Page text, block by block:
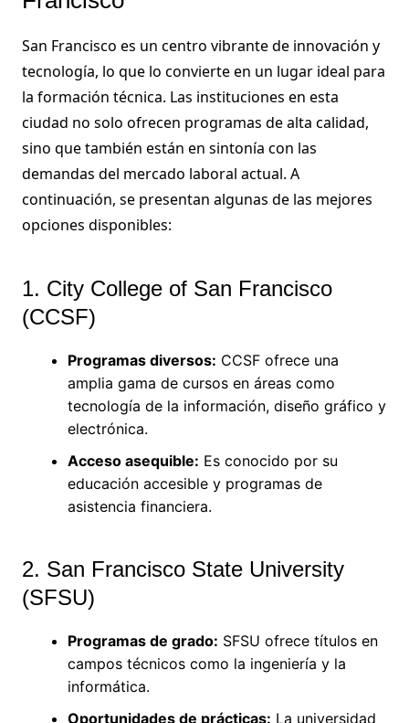
San Francisco es un centro vibrante de innovación y
tecnología, lo que lo convierte en un lugar ideal para
la formación técnica. Las instituciones en esta
ciudad no solo ofrecen programas de alta calidad,
sino que también están en sintonía con las
demandas del mercado laboral actual. A
continuación, se presentan algunas de las mejores
opciones disponibles:
1. City College of San Francisco
(CCSF)
Programas diversos: CCSF ofrece una
amplia gama de cursos en áreas como
tecnología de la información, diseño gráfico y
electrónica.
Acceso asequible: Es conocido por su
educación accesible y programas de
asistencia financiera.
2. San Francisco State University
(SFSU)
Programas de grado: SFSU ofrece títulos en
campos técnicos como la ingeniería y la
informática.
Oportunidades de prácticas: La universidad